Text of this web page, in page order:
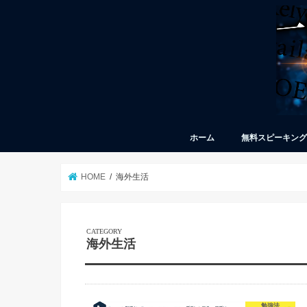
ホーム 無料スピーキン
HOME 海外生活
海外生活